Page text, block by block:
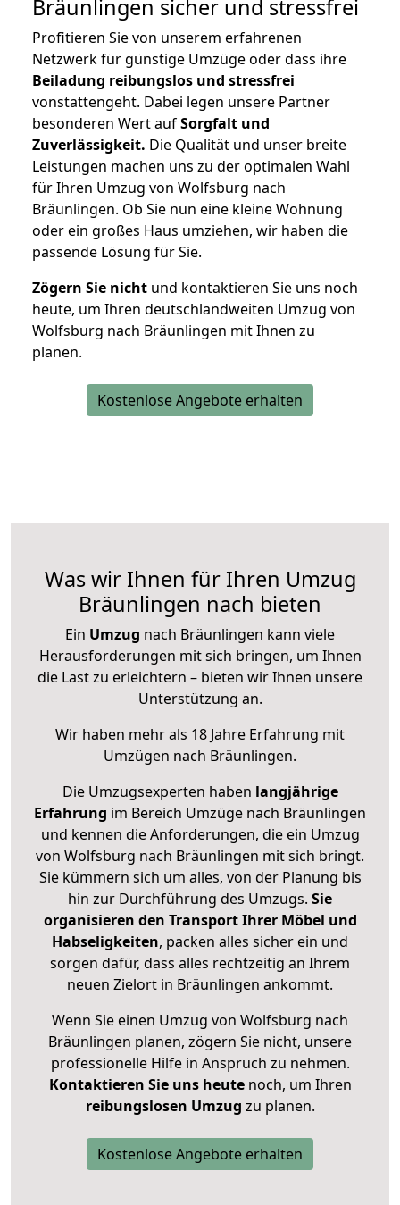
Bräunlingen sicher und stressfrei
Profitieren Sie von unserem erfahrenen
Netzwerk für günstige Umzüge oder dass ihre
Beiladung reibungslos und stressfrei
vonstattengeht. Dabei legen unsere Partner
besonderen Wert aufSorgfalt und
Zuverlässigkeit. Die Qualität und unser breite
Leistungen machen uns zu der optimalen Wahl
für Ihren Umzug von Wolfsburg nach
Bräunlingen. Ob Sie nun eine kleine Wohnung
oder ein großes Haus umziehen, wir haben die
passende Lösung für Sie.
Zögern Sie nicht und kontaktieren Sie uns noch
heute, um Ihren deutschlandweiten Umzug von
Wolfsburg nach Bräunlingen mit Ihnen zu
planen.
Kostenlose Angebote erhalten
Was wir Ihnen für Ihren Umzug
Bräunlingen nach bieten
Ein Umzug nach Bräunlingen kann viele
Herausforderungen mit sich bringen, um Ihnen
die Last zu erleichtern – bieten wir Ihnen unsere
Unterstützung an.
Wir haben mehr als 18 Jahre Erfahrung mit
Umzügen nach Bräunlingen.
Die Umzugsexperten haben langjährige
Erfahrung im Bereich Umzüge nach Bräunlingen
und kennen die Anforderungen, die ein Umzug
von Wolfsburg nach Bräunlingen mit sich bringt.
Sie kümmern sich um alles, von der Planung bis
hin zur Durchführung des Umzugs. Sie
organisieren den Transport Ihrer Möbel und
Habseligkeiten, packen alles sicher ein und
sorgen dafür, dass alles rechtzeitig an Ihrem
neuen Zielort in Bräunlingen ankommt.
Wenn Sie einen Umzug von Wolfsburg nach
Bräunlingen planen, zögern Sie nicht, unsere
professionelle Hilfe in Anspruch zu nehmen.
Kontaktieren Sie uns heutenoch, um Ihren
reibungslosen Umzug zu planen.
Kostenlose Angebote erhalten